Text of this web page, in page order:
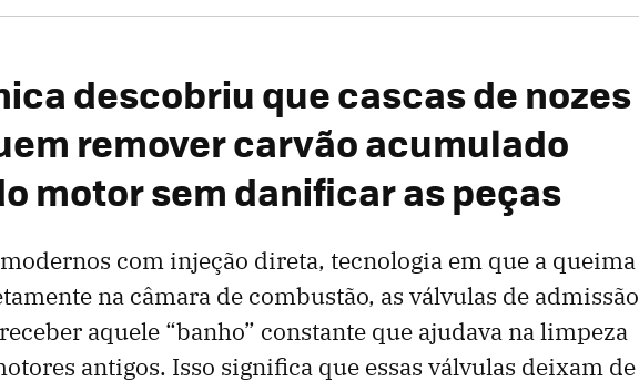
descobriu que cascas de nozes
remover carvão acumulado
motor sem danificar as peças
com injeção direta, tecnologia em que a queima
na câmara de combustão, as válvulas de admissão
aquele “banho” constante que ajudava na limpeza
antigos. Isso significa que essas válvulas deixam de